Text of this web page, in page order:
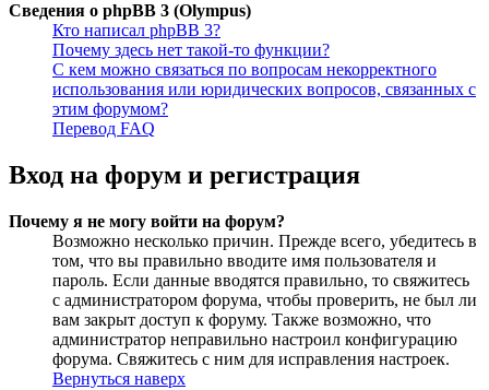
Сведения о phpBB 3 (Olympus)
Кто написал phpBB 3?
Почему здесь нет такой-то функции?
С кем можно связаться по вопросам некорректного
использования или юридических вопросов, связанных с
этим форумом?
Перевод FAQ
Вход на форум и регистрация
Почему я не могу войти на форум?
Возможно несколько причин. Прежде всего, убедитесь в
том, что вы правильно вводите имя пользователя и
пароль. Если данные вводятся правильно, то свяжитесь
с администратором форума, чтобы проверить, не был ли
вам закрыт доступ к форуму. Также возможно, что
администратор неправильно настроил конфигурацию
форума. Свяжитесь с ним для исправления настроек.
Вернуться наверх